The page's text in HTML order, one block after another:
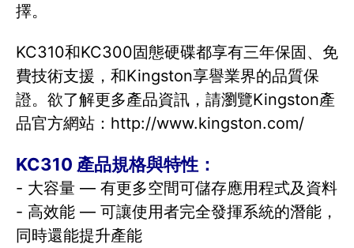
擇。
KC310和KC300固態硬碟都享有三年保固、免
費技術支援，和Kingston享譽業界的品質保
證。欲了解更多產品資訊，請瀏覽Kingston產
品官方網站：http://www.kingston.com/
KC310 產品規格與特性：
- 大容量 — 有更多空間可儲存應用程式及資料
- 高效能 — 可讓使用者完全發揮系統的潛能，
同時還能提升產能